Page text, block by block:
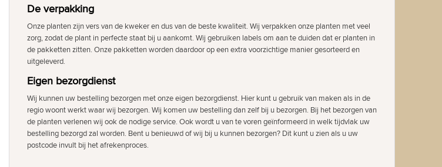
De verpakking
Onze planten zijn vers van de kweker en dus van de beste kwaliteit. Wij verpakken onze planten met veel
zorg, zodat de plant in perfecte staat bij u aankomt. Wij gebruiken labels om aan te duiden dat er planten in
de pakketten zitten. Onze pakketten worden daardoor op een extra voorzichtige manier gesorteerd en
uitgeleverd.
Eigen bezorgdienst
Wij kunnen uw bestelling bezorgen met onze eigen bezorgdienst. Hier kunt u gebruik van maken als in de
regio woont werkt waar wij bezorgen. Wij komen uw bestelling dan zelf bij u bezorgen. Bij het bezorgen van
de planten verlenen wij ook de nodige service. Ook wordt u van te voren geïnformeerd in welk tijdvlak uw
bestelling bezorgd zal worden. Bent u benieuwd of wij bij u kunnen bezorgen? Dit kunt u zien als u uw
postcode invult bij het afrekenproces.